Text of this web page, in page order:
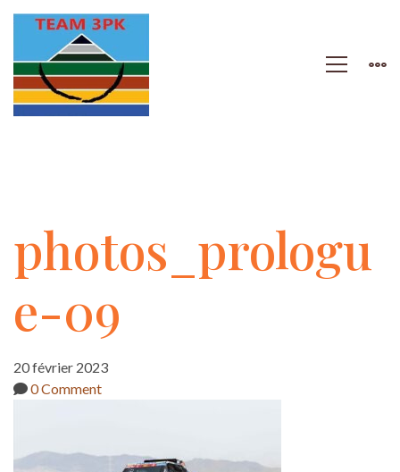
photos_prologue-
09
photos_prologu
e-09
20 février 2023
0 Comment